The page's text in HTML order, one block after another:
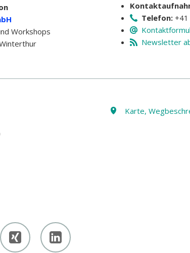
Workshops
Telefon:+41
Newsletter
Karte,